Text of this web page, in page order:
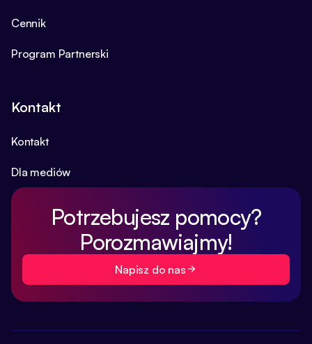
Cennik
Program Partnerski
Kontakt
Kontakt
Dla mediów
Potrzebujesz pomocy?
Porozmawiajmy!
Napisz do nas